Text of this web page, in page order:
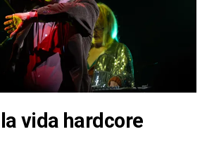
vida hardcore